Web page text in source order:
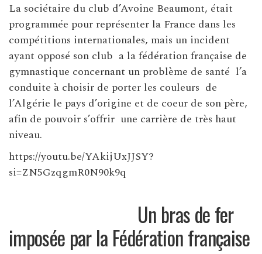
La sociétaire du club d’Avoine Beaumont, était
programmée pour représenter la France dans les
compétitions internationales, mais un incident
ayant opposé son club a la fédération française de
gymnastique concernant un problème de santé l’a
conduite à choisir de porter les couleurs de
l’Algérie le pays d’origine et de coeur de son père,
afin de pouvoir s’offrir une carrière de très haut
niveau.
https://youtu.be/YAkijUxJJSY?
si=ZN5GzqgmR0N90k9q
Un bras de fer
imposée par la Fédération française